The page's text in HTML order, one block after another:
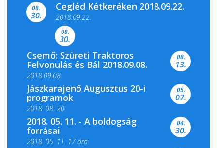
Színes és tartalmas programokkal várja a
Csemői Községi Könyvtár és...
08.
30.
Cegléd Kétkeréken 2018.09.22.
2018.09.22.
08.
30.
Csemő: Szüreti Traktoros
Felvonulás és Bál 2018.09.08.
2018.09.08.
08.
13.
Jászkarajenő Augusztus 20-i
programok
2018. 08. 20.
05.
07.
2018. 05. 11. - A boldogság
forrásai
2018. 05. 11. 17 óra
04.
30.